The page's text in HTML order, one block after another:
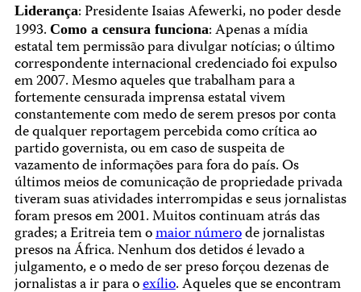
Liderança: Presidente Isaias Afewerki, no poder desde
1993. Como a censura funciona: Apenas a mídia
estatal tem permissão para divulgar notícias; o último
correspondente internacional credenciado foi expulso
em 2007. Mesmo aqueles que trabalham para a
fortemente censurada imprensa estatal vivem
constantemente com medo de serem presos por conta
de qualquer reportagem percebida como crítica ao
partido governista, ou em caso de suspeita de
vazamento de informações para fora do país. Os
últimos meios de comunicação de propriedade privada
tiveram suas atividades interrompidas e seus jornalistas
foram presos em 2001. Muitos continuam atrás das
grades; a Eritreia tem omaior númerode jornalistas
presos na África. Nenhum dos detidos é levado a
julgamento, e o medo de ser preso forçou dezenas de
jornalistas a ir para oexílio. Aqueles que se encontram